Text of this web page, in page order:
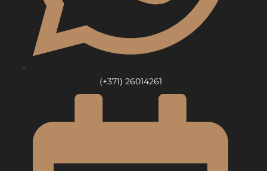
(+371) 26014261